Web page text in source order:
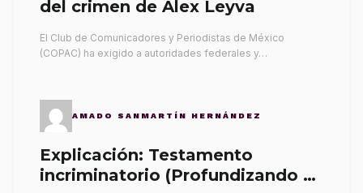
del crimen de Alex Leyva
El Club de Comunicadores y Periodistas de México
(COPAC) ha exigido a autoridades federales y…
AMADO SANMARTÍN HERNÁNDEZ
Explicación: Testamento
incriminatorio (Profundizando su